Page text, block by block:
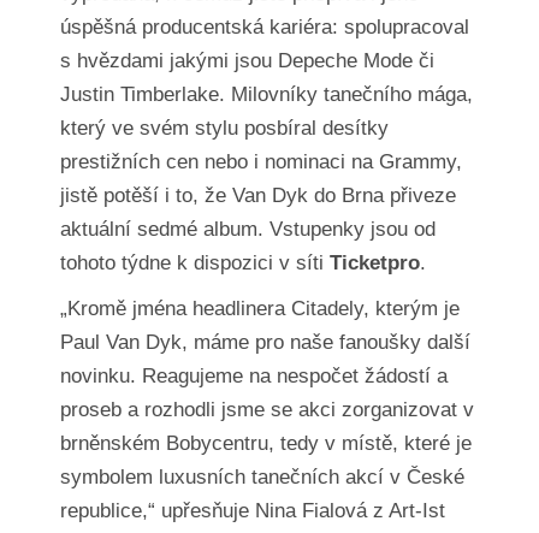
úspěšná producentská kariéra: spolupracoval
s hvězdami jakými jsou Depeche Mode či
Justin Timberlake. Milovníky tanečního mága,
který ve svém stylu posbíral desítky
prestižních cen nebo i nominaci na Grammy,
jistě potěší i to, že Van Dyk do Brna přiveze
aktuální sedmé album. Vstupenky jsou od
tohoto týdne k dispozici v síti Ticketpro.
„Kromě jména headlinera Citadely, kterým je
Paul Van Dyk, máme pro naše fanoušky další
novinku. Reagujeme na nespočet žádostí a
proseb a rozhodli jsme se akci zorganizovat v
brněnském Bobycentru, tedy v místě, které je
symbolem luxusních tanečních akcí v České
republice,“ upřesňuje Nina Fialová z Art-Ist